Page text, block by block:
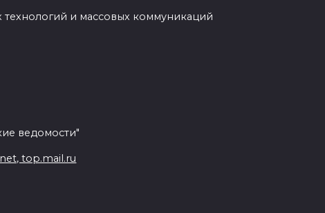
и массовых коммуникаций
ведомости"
top.mail.ru